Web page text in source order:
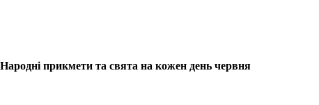
Народні прикмети та свята на кожен день червня